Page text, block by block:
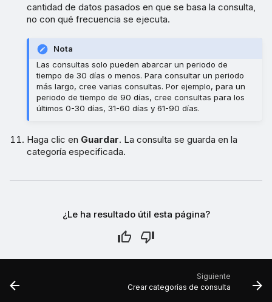
cantidad de datos pasados en que se basa la consulta,
no con qué frecuencia se ejecuta.
Nota
Las consultas solo pueden abarcar un periodo de
tiempo de 30 días o menos. Para consultar un periodo
más largo, cree varias consultas. Por ejemplo, para un
periodo de tiempo de 90 días, cree consultas para los
últimos 0-30 días, 31-60 días y 61-90 días.
Haga clic en Guardar. La consulta se guarda en la
categoría especificada.
¿Le ha resultado útil esta página?
Siguiente
Crear categorías de consulta